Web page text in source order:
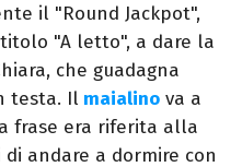
il "Round Jackpot",
"A letto", a dare la
che guadagna
testa. Il maialino va a
frase era riferita alla
andare a dormire con